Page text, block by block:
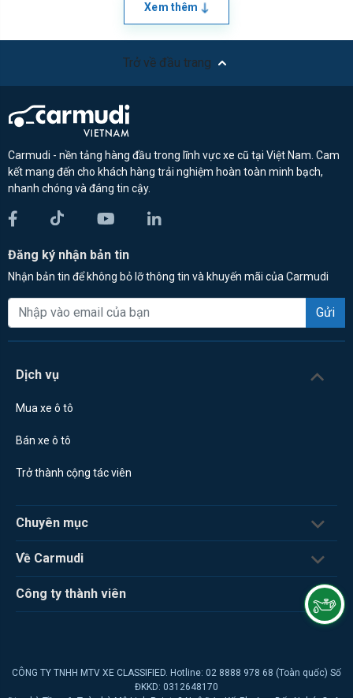
Xem thêm
Trở về đầu trang
Carmudi - nền tảng hàng đầu trong lĩnh vực xe cũ tại Việt Nam. Cam
kết mang đến cho khách hàng trải nghiệm hoàn toàn minh bạch,
nhanh chóng và đáng tin cậy.
Đăng ký nhận bản tin
Nhận bản tin để không bỏ lỡ thông tin và khuyến mãi của Carmudi
Gửi
Dịch vụ
Mua xe ô tô
Bán xe ô tô
Trở thành cộng tác viên
Chuyên mục
Về Carmudi
Công ty thành viên
CÔNG TY TNHH MTV XE CLASSIFIED. Hotline: 02 8888 978 68 (Toàn quốc) Số
ĐKKD: 0312648170